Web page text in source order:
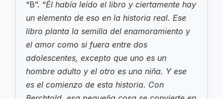
“B”. “Él había leído el libro y ciertamente hay
un elemento de eso en la historia real. Ese
libro planta la semilla del enamoramiento y
el amor como si fuera entre dos
adolescentes, excepto que uno es un
hombre adulto y el otro es una niña. Y ese
es el comienzo de esta historia. Con